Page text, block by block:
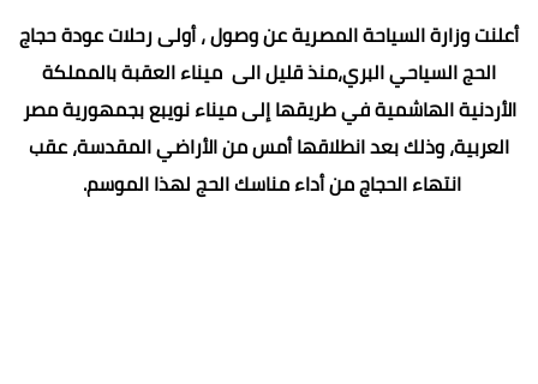
أعلنت وزارة السياحة المصرية عن وصول ، أولى رحلات عودة حجاج
الحج السياحي البري،منذ قليل الى ميناء العقبة بالمملكة
الأردنية الهاشمية في طريقها إلى ميناء نويبع بجمهورية مصر
العربية، وذلك بعد انطلاقها أمس من الأراضي المقدسة، عقب
انتهاء الحجاج من أداء مناسك الحج لهذا الموسم.